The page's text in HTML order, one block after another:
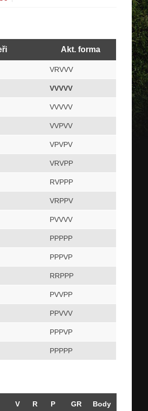
Akt. forma
VRVVV
VVVVV
VVVVV
VVPVV
VPVPV
VRVPP
RVPPP
VRPPV
PVVVV
PPPPP
PPPVP
RRPPP
PVVPP
PPVVV
PPPVP
PPPPP
V R P GR Body